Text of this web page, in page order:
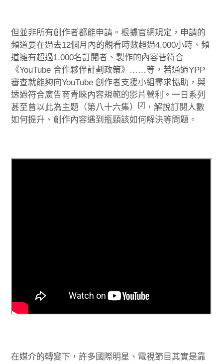
但並非所有創作者都能申請。根據官網規定，申請的
頻道要在過去12個月內的觀看時數超過4,000小時、頻
道擁有超過1,000名訂閱者、製作的內容皆符合
《YouTube 合作夥伴計劃政策》……等，若通過YPP
審查就能夠向YouTube 創作者支援小組尋求協助，與
透過符合廣告商青睞內容規範的影片營利。一日系列
甚至曾以此為主題（第八十六集）
[2] ，解說訂閱人數
如何提升、創作內容遇到瓶頸該如何解決等問題。
在媒介的轉變下，許多國際明星、電視節目其實是靠